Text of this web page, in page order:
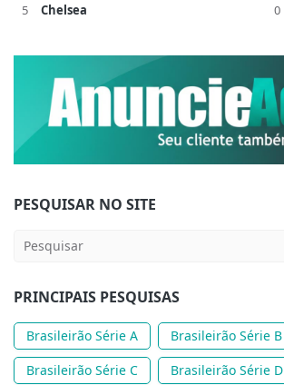
5 Chelsea 0
PESQUISAR NO SITE
PRINCIPAIS PESQUISAS
Brasileirão Série A
Brasileirão Série B
Brasileirão Série C
Brasileirão Série D